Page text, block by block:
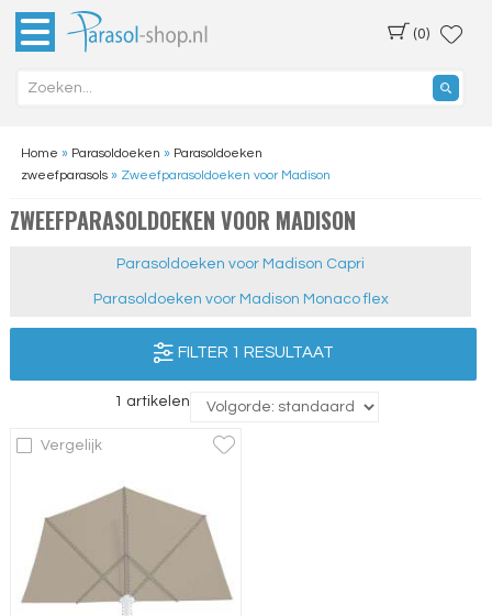
(0)
Home » Parasoldoeken » Parasoldoeken
zweefparasols» Zweefparasoldoeken voor Madison
ZWEEFPARASOLDOEKEN VOOR MADISON
Parasoldoeken voor Madison Capri
Parasoldoeken voor Madison Monaco flex
FILTER 1 RESULTAAT
1 artikelen
Vergelijk